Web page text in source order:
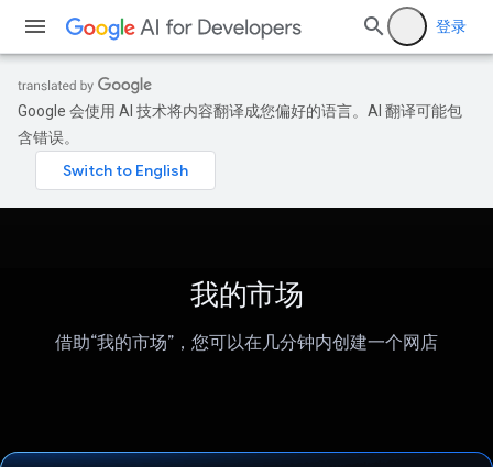
登录
Google 会使用 AI 技术将内容翻译成您偏好的语言。AI 翻译可能包
含错误。
我的市场
借助“我的市场”，您可以在几分钟内创建一个网店